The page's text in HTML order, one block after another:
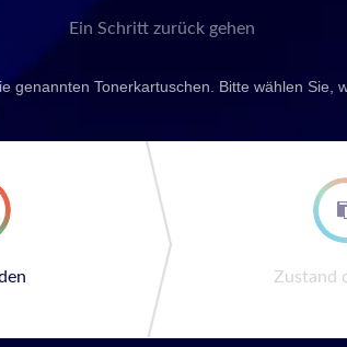
Ein Schritt zurück gehen
genannten Tonerkartuschen. Bitte wählen Sie,
step
Zustand